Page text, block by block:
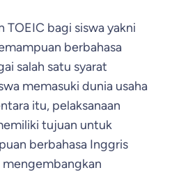
TOEIC bagi siswa yakni
berbahasa
salah satu syarat
memasuki dunia usaha
itu, pelaksanaan
tujuan untuk
berbahasa Inggris